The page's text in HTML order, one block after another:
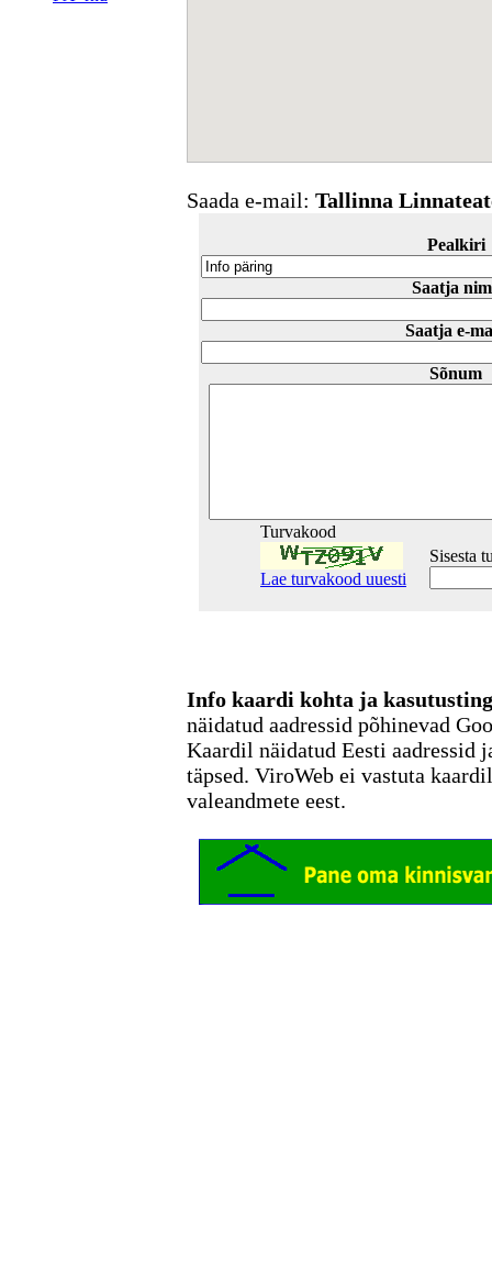
Saada e-mail: Tallinna
Pealkiri
Saatja
Saatja e-
Sõnum
Turvakood
Lae turvakood uuesti
Sisesta
Info kaardi kohta ja
näidatud aadressid põhinevad
Kaardil näidatud Eesti aadressid
täpsed. ViroWeb ei vastuta
valeandmete eest.